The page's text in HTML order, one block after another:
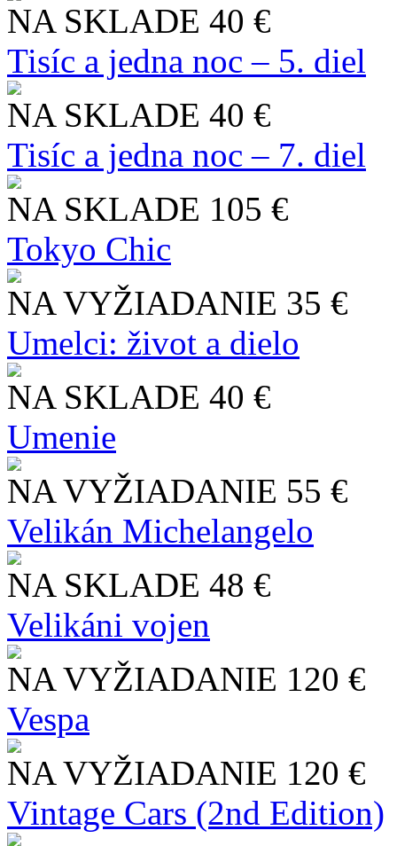
NA SKLADE 40 €
Tisíc a jedna noc – 5. diel
NA SKLADE 40 €
Tisíc a jedna noc – 7. diel
NA SKLADE 105 €
Tokyo Chic
NA VYŽIADANIE 35 €
Umelci: život a dielo
NA SKLADE 40 €
Umenie
NA VYŽIADANIE 55 €
Velikán Michelangelo
NA SKLADE 48 €
Velikáni vojen
NA VYŽIADANIE 120 €
Vespa
NA VYŽIADANIE 120 €
Vintage Cars (2nd Edition)